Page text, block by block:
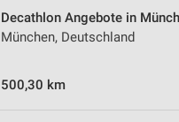
Decathlon Angebote in
München, Deutschland
500,30 km